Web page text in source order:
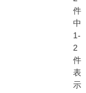
件
中
1-
2
件
表
示